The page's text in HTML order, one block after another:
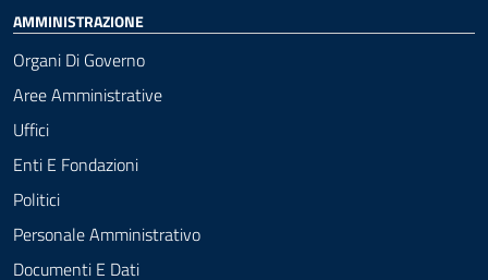
AMMINISTRAZIONE
Organi Di Governo
Aree Amministrative
Uffici
Enti E Fondazioni
Politici
Personale Amministrativo
Documenti E Dati